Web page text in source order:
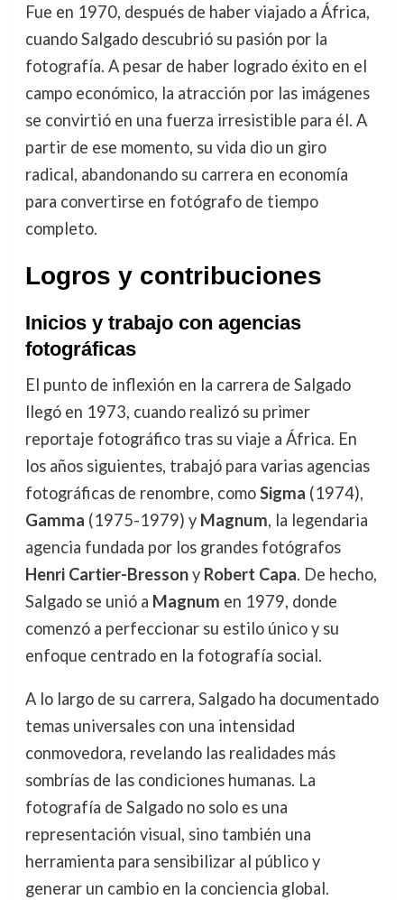
Fue en 1970, después de haber viajado a África,
cuando Salgado descubrió su pasión por la
fotografía. A pesar de haber logrado éxito en el
campo económico, la atracción por las imágenes
se convirtió en una fuerza irresistible para él. A
partir de ese momento, su vida dio un giro
radical, abandonando su carrera en economía
para convertirse en fotógrafo de tiempo
completo.
Logros y contribuciones
Inicios y trabajo con agencias
fotográficas
El punto de inflexión en la carrera de Salgado
llegó en 1973, cuando realizó su primer
reportaje fotográfico tras su viaje a África. En
los años siguientes, trabajó para varias agencias
fotográficas de renombre, comoSigma (1974),
Gamma (1975-1979) y Magnum, la legendaria
agencia fundada por los grandes fotógrafos
Henri Cartier-Bressony Robert Capa. De hecho,
Salgado se unió a Magnum en 1979, donde
comenzó a perfeccionar su estilo único y su
enfoque centrado en la fotografía social.
A lo largo de su carrera, Salgado ha documentado
temas universales con una intensidad
conmovedora, revelando las realidades más
sombrías de las condiciones humanas. La
fotografía de Salgado no solo es una
representación visual, sino también una
herramienta para sensibilizar al público y
generar un cambio en la conciencia global.